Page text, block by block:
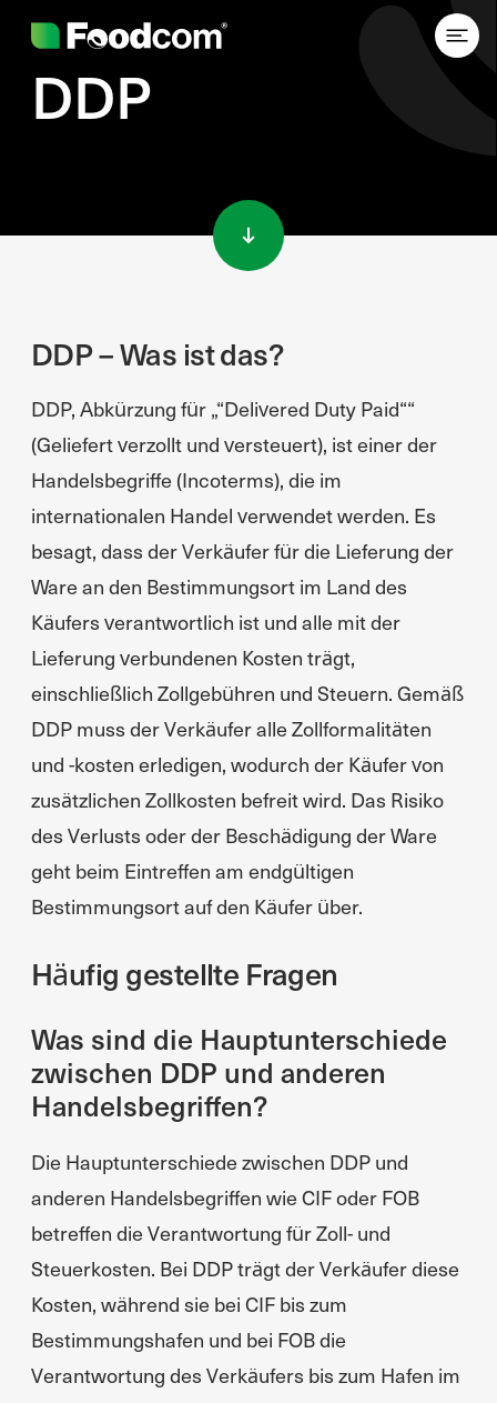
DDP
DDP – Was ist das?
DDP, Abkürzung für „“Delivered Duty Paid““
(Geliefert verzollt und versteuert), ist einer der
Handelsbegriffe (Incoterms), die im
internationalen Handel verwendet werden. Es
besagt, dass der Verkäufer für die Lieferung der
Ware an den Bestimmungsort im Land des
Käufers verantwortlich ist und alle mit der
Lieferung verbundenen Kosten trägt,
einschließlich Zollgebühren und Steuern. Gemäß
DDP muss der Verkäufer alle Zollformalitäten
und -kosten erledigen, wodurch der Käufer von
zusätzlichen Zollkosten befreit wird. Das Risiko
des Verlusts oder der Beschädigung der Ware
geht beim Eintreffen am endgültigen
Bestimmungsort auf den Käufer über.
Häufig gestellte Fragen
Was sind die Hauptunterschiede
zwischen DDP und anderen
Handelsbegriffen?
Die Hauptunterschiede zwischen DDP und
anderen Handelsbegriffen wie CIF oder FOB
betreffen die Verantwortung für Zoll- und
Steuerkosten. Bei DDP trägt der Verkäufer diese
Kosten, während sie bei CIF bis zum
Bestimmungshafen und bei FOB die
Verantwortung des Verkäufers bis zum Hafen im